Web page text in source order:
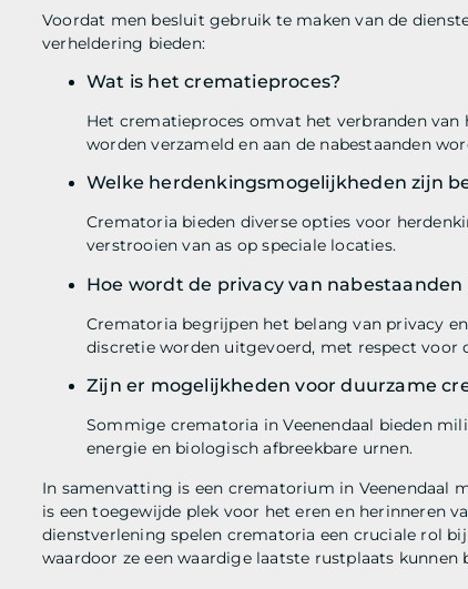
Voordat men besluit gebruik te maken van de
verheldering bieden:
Wat is het crematieproces?
Het crematieproces omvat het verbranden
worden verzameld en aan de nabestaanden
Welke herdenkingsmogelijkheden zijn
Crematoria bieden diverse opties voor
verstrooien van as op speciale locaties.
Hoe wordt de privacy van nabestaanden
Crematoria begrijpen het belang van privacy
discretie worden uitgevoerd, met respect voor
Zijn er mogelijkheden voor duurzame
Sommige crematoria in Veenendaal bieden
energie en biologisch afbreekbare urnen.
In samenvatting is een crematorium in Veenendaal
is een toegewijde plek voor het eren en herinneren
dienstverlening spelen crematoria een cruciale rol
waardoor ze een waardige laatste rustplaats kunnen